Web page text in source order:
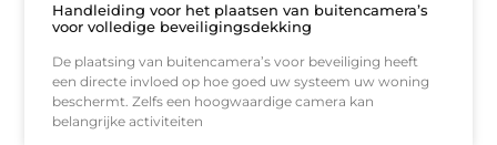
Handleiding voor het plaatsen van buitencamera’s
voor volledige beveiligingsdekking
De plaatsing van buitencamera’s voor beveiliging heeft
een directe invloed op hoe goed uw systeem uw woning
beschermt. Zelfs een hoogwaardige camera kan
belangrijke activiteiten